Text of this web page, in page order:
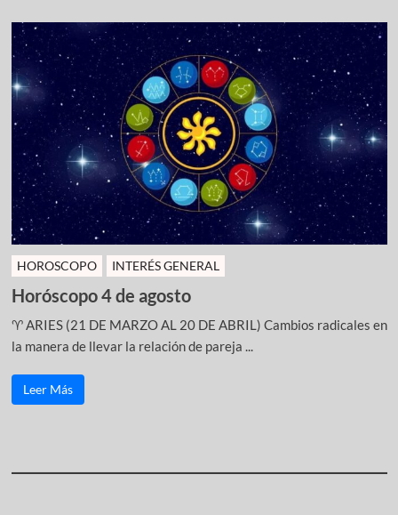
HOROSCOPO INTERÉS GENERAL
Horóscopo 4 de agosto
♈ ARIES (21 DE MARZO AL 20 DE ABRIL) Cambios radicales en
la manera de llevar la relación de pareja ...
Leer Más